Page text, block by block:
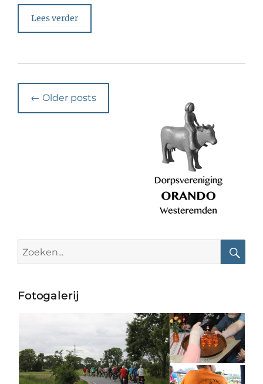
Lees verder
navigation
← Older posts
for:
Fotogalerij